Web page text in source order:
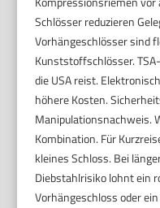
Schlösser reduzieren
Vorhängeschlösser sind
Kunststoffschlösser.
die USA reist.
höhere Kosten.
Manipulationsnachweis.
Kombination. Für
kleines Schloss. Bei
Diebstahlrisiko lohnt ein
Vorhängeschloss oder